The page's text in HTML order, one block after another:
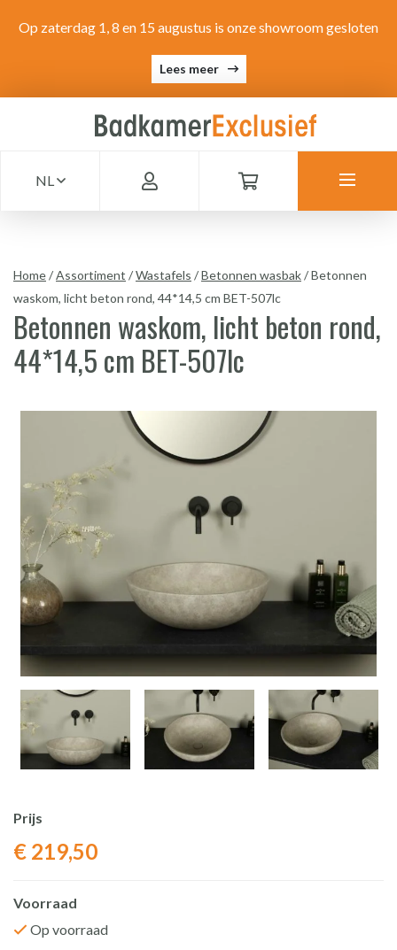
Op zaterdag 1, 8 en 15 augustus is onze showroom gesloten
Lees meer
NL
Home/Assortiment /Wastafels /Betonnen wasbak/Betonnen
waskom, licht beton rond, 44*14,5 cm BET-507lc
Betonnen waskom, licht beton rond,
44*14,5 cm BET-507lc
Prijs
€ 219,50
Voorraad
Op voorraad